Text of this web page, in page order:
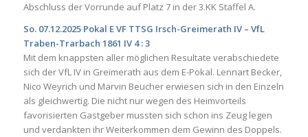
Abschluss der Vorrunde auf Platz 7 in der 3.KK Staffel A.
So. 07.12.2025 Pokal E VF TTSG Irsch-Greimerath IV – VfL
Traben-Trarbach 1861 IV 4 : 3
Mit dem knappsten aller möglichen Resultate verabschiedete
sich der VfL IV in Greimerath aus dem E-Pokal. Lennart Becker,
Nico Weyrich und Marvin Beucher erwiesen sich in den Einzeln
als gleichwertig. Die nicht nur wegen des Heimvorteils
favorisierten Gastgeber mussten sich schon ins Zeug legen
und verdankten ihr Weiterkommen dem Gewinn des Doppels.